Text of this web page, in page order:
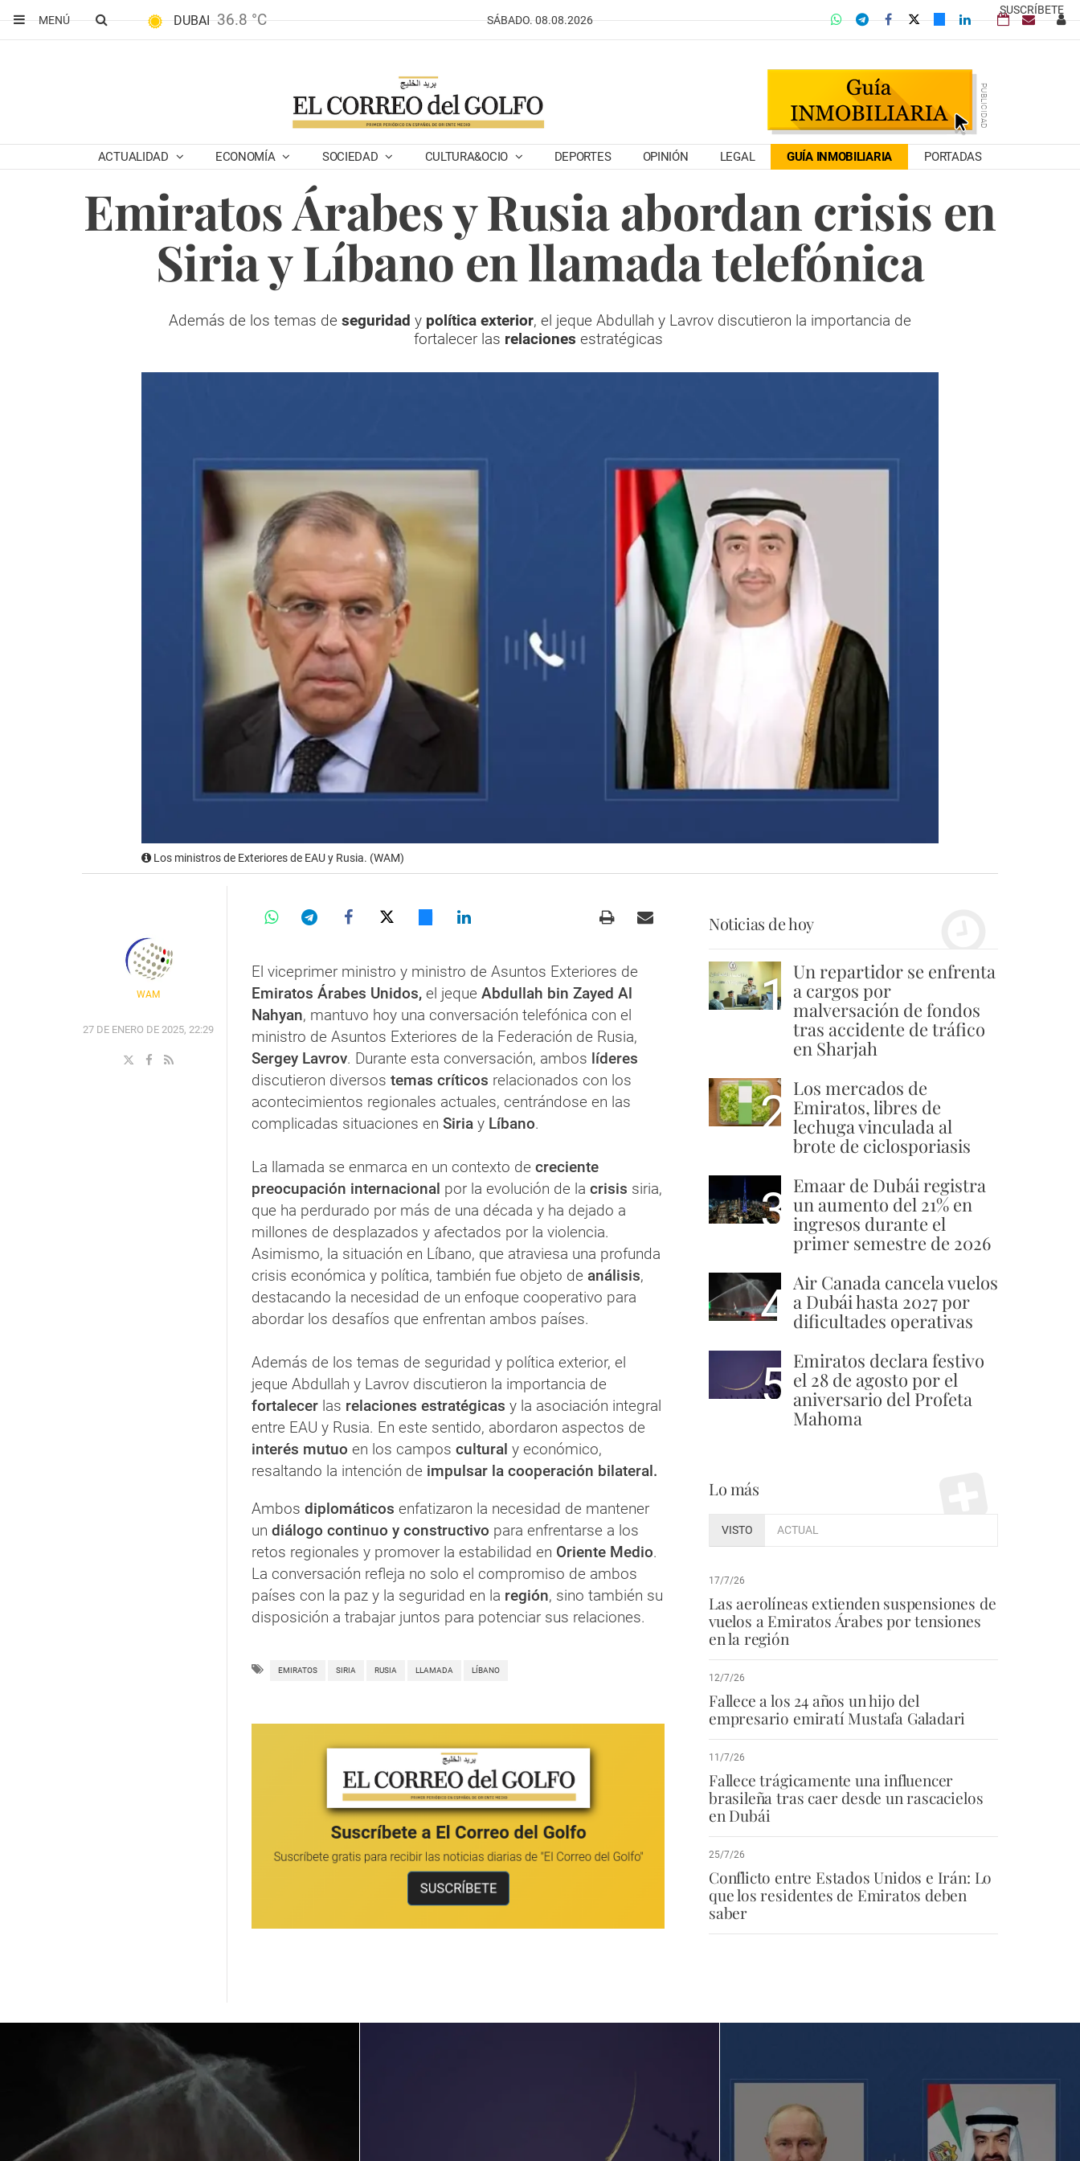
SUSCRÍBETE
MENÚ
DUBAI 36.8 °C SÁBADO. 08.08.2026
ACTUALIDAD ECONOMÍA SOCIEDAD CULTURA&OCIO DEPORTES OPINIÓN LEGAL GUÍA INMOBILIARIA PORTADAS
Emiratos Árabes y Rusia abordan crisis en
Siria y Líbano en llamada telefónica
Además de los temas de seguridad y política exterior, el jeque Abdullah y Lavrov discutieron la importancia de
fortalecer las relaciones estratégicas
Los ministros de Exteriores de EAU y Rusia. (WAM)
WAM
27 DE ENERO DE 2025, 22:29
El viceprimer ministro y ministro de Asuntos Exteriores de
Emiratos Árabes Unidos, el jeque Abdullah bin Zayed Al
Nahyan, mantuvo hoy una conversación telefónica con el
ministro de Asuntos Exteriores de la Federación de Rusia,
Sergey Lavrov. Durante esta conversación, ambos líderes
discutieron diversos temas críticos relacionados con los
acontecimientos regionales actuales, centrándose en las
complicadas situaciones en Siria y Líbano.
La llamada se enmarca en un contexto de creciente
preocupación internacional por la evolución de la crisis siria,
que ha perdurado por más de una década y ha dejado a
millones de desplazados y afectados por la violencia.
Asimismo, la situación en Líbano, que atraviesa una profunda
crisis económica y política, también fue objeto de análisis,
destacando la necesidad de un enfoque cooperativo para
abordar los desafíos que enfrentan ambos países.
Además de los temas de seguridad y política exterior, el
jeque Abdullah y Lavrov discutieron la importancia de
fortalecer las relaciones estratégicas y la asociación integral
entre EAU y Rusia. En este sentido, abordaron aspectos de
interés mutuo en los campos cultural y económico,
resaltando la intención de impulsar la cooperación bilateral.
Ambos diplomáticos enfatizaron la necesidad de mantener
un diálogo continuo y constructivo para enfrentarse a los
retos regionales y promover la estabilidad en Oriente Medio.
La conversación refleja no solo el compromiso de ambos
países con la paz y la seguridad en la región, sino también su
disposición a trabajar juntos para potenciar sus relaciones.
EMIRATOS SIRIA RUSIA LLAMADA LÍBANO
Noticias de hoy
1 Un repartidor se enfrenta
a cargos por
malversación de fondos
tras accidente de tráfico
en Sharjah
2 Los mercados de
Emiratos, libres de
lechuga vinculada al
brote de ciclosporiasis
3 Emaar de Dubái registra
un aumento del 21% en
ingresos durante el
primer semestre de 2026
4 Air Canada cancela vuelos
a Dubái hasta 2027 por
dificultades operativas
5 Emiratos declara festivo
el 28 de agosto por el
aniversario del Profeta
Mahoma
Lo más
VISTO ACTUAL
17/7/26
Las aerolíneas extienden suspensiones de
vuelos a Emiratos Árabes por tensiones
en la región
12/7/26
Fallece a los 24 años un hijo del
empresario emiratí Mustafa Galadari
11/7/26
Fallece trágicamente una influencer
brasileña tras caer desde un rascacielos
en Dubái
25/7/26
Conflicto entre Estados Unidos e Irán: Lo
que los residentes de Emiratos deben
saber